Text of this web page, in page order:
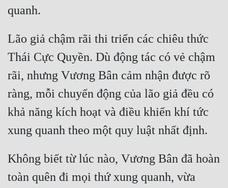
Kiếm Hiệp
Kỳ Huyễn
Kỳ Ảo
Linh Dị
Làm Giàu
Lịch Sử
Mưu Mô
Mạt Thế
Mỹ Thực
Lão giả chậm rãi thi triển các chiêu thức
Thái Cực Quyền. Dù động tác có vẻ chậm
rãi, nhưng Vương Bân cảm nhận được rõ
ràng, mỗi chuyển động của lão giả đều có
khả năng kích hoạt và điều khiển khí tức
Không biết từ lúc nào, Vương Bân đã hoàn
toàn quên đi mọi thứ xung quanh, vừa